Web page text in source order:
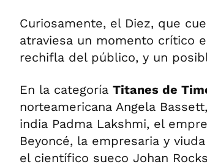
Curiosamente, el Diez, que
atraviesa un momento crítico
rechifla del público, y un
En la categoría Titanes de
norteamericana Angela
india Padma Lakshmi, el
Beyoncé, la empresaria y
el científico sueco Johan